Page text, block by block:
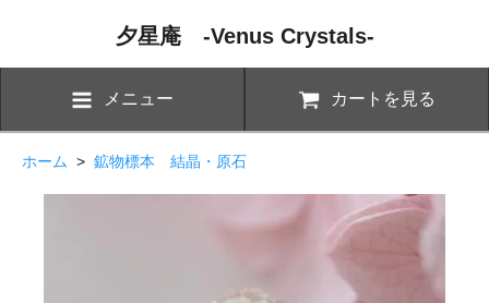
夕星庵 -Venus Crystals-
メニュー カートを見る
ホーム > 鉱物標本 結晶・原石